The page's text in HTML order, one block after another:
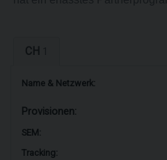
CH
Name & Netzwerk:
Provisionen:
SEM:
Tracking: